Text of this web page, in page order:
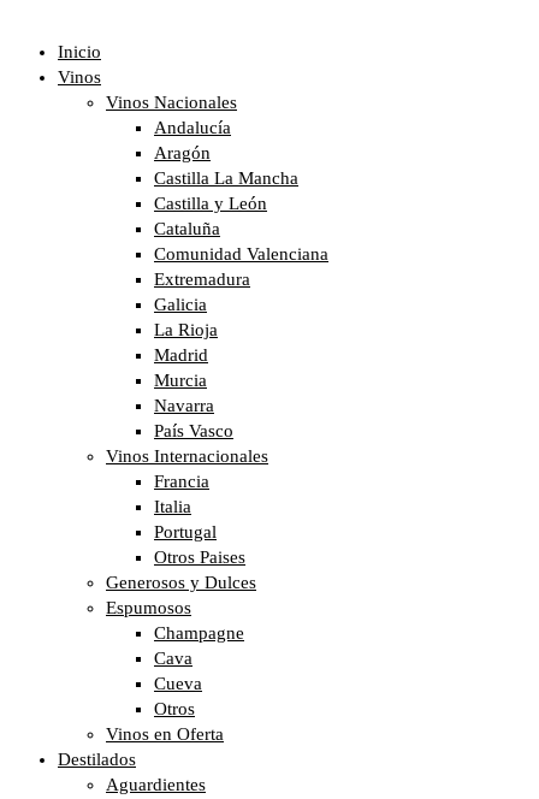
Inicio
Vinos
Vinos Nacionales
Andalucía
Aragón
Castilla La Mancha
Castilla y León
Cataluña
Comunidad Valenciana
Extremadura
Galicia
La Rioja
Madrid
Murcia
Navarra
País Vasco
Vinos Internacionales
Francia
Italia
Portugal
Otros Paises
Generosos y Dulces
Espumosos
Champagne
Cava
Cueva
Otros
Vinos en Oferta
Destilados
Aguardientes